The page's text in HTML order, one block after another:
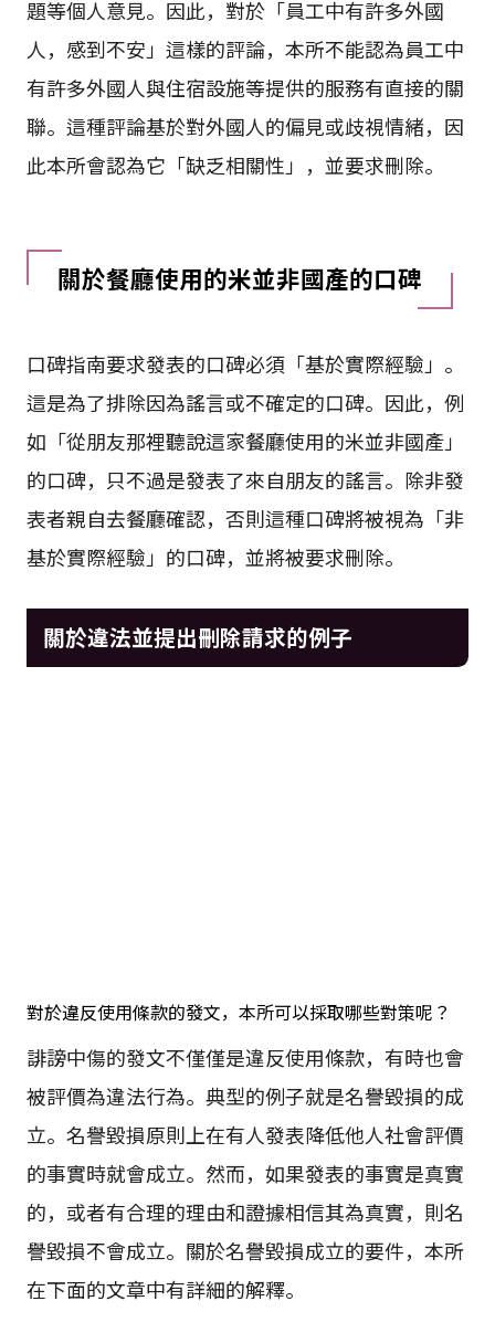
題等個人意見。因此，對於「員工中有許多外國
人，感到不安」這樣的評論，本所不能認為員工中
有許多外國人與住宿設施等提供的服務有直接的關
聯。這種評論基於對外國人的偏見或歧視情緒，因
此本所會認為它「缺乏相關性」，並要求刪除。
關於餐廳使用的米並非國產的口碑
口碑指南要求發表的口碑必須「基於實際經驗」。
這是為了排除因為謠言或不確定的口碑。因此，例
如「從朋友那裡聽說這家餐廳使用的米並非國產」
的口碑，只不過是發表了來自朋友的謠言。除非發
表者親自去餐廳確認，否則這種口碑將被視為「非
基於實際經驗」的口碑，並將被要求刪除。
關於違法並提出刪除請求的例子
對於違反使用條款的發文，本所可以採取哪些對策呢？
誹謗中傷的發文不僅僅是違反使用條款，有時也會
被評價為違法行為。典型的例子就是名譽毀損的成
立。名譽毀損原則上在有人發表降低他人社會評價
的事實時就會成立。然而，如果發表的事實是真實
的，或者有合理的理由和證據相信其為真實，則名
譽毀損不會成立。關於名譽毀損成立的要件，本所
在下面的文章中有詳細的解釋。